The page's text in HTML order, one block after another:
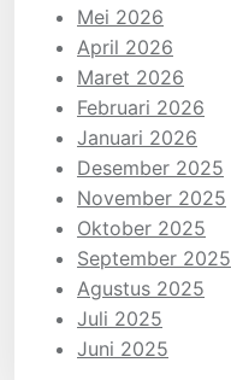
Mei 2026
April 2026
Maret 2026
Februari 2026
Januari 2026
Desember 2025
November 2025
Oktober 2025
September 2025
Agustus 2025
Juli 2025
Juni 2025